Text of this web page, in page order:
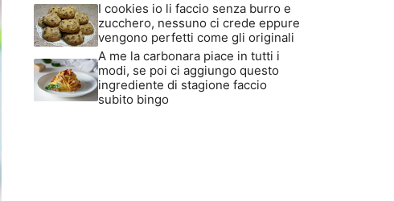
I cookies io li faccio senza burro e
zucchero, nessuno ci crede eppure
vengono perfetti come gli originali
A me la carbonara piace in tutti i
modi, se poi ci aggiungo questo
ingrediente di stagione faccio
subito bingo